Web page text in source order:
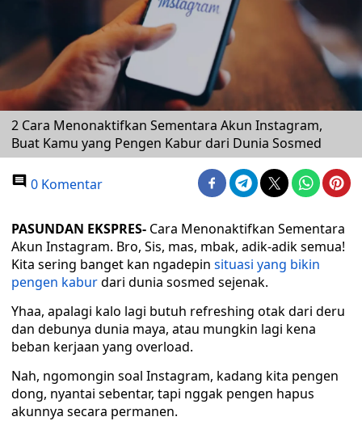
2 Cara Menonaktifkan Sementara Akun Instagram,
Buat Kamu yang Pengen Kabur dari Dunia Sosmed
0 Komentar
PASUNDAN EKSPRES- Cara Menonaktifkan Sementara
Akun Instagram. Bro, Sis, mas, mbak, adik-adik semua!
Kita sering banget kan ngadepin situasi yang bikin
pengen kaburdari dunia sosmed sejenak.
Yhaa, apalagi kalo lagi butuh refreshing otak dari deru
dan debunya dunia maya, atau mungkin lagi kena
beban kerjaan yang overload.
Nah, ngomongin soal Instagram, kadang kita pengen
dong, nyantai sebentar, tapi nggak pengen hapus
akunnya secara permanen.